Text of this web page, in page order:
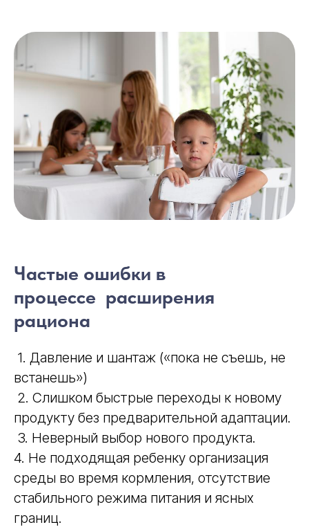
Частые ошибки в
процессе расширения
рациона
1. Давление и шантаж («пока не съешь, не
встанешь»)
2. Слишком быстрые переходы к новому
продукту без предварительной адаптации.
3. Неверный выбор нового продукта.
4. Не подходящая ребенку организация
среды во время кормления, отсутствие
стабильного режима питания и ясных
границ.